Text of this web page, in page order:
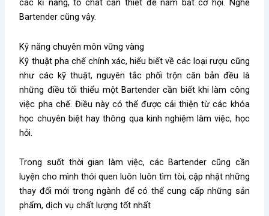
các kĩ năng, tố chất cần thiết để nắm bắt cơ hội. Nghề
Bartender cũng vậy.
Kỹ năng chuyên môn vững vàng
Kỹ thuật pha chế chính xác, hiểu biết về các loại rượu cũng
như các kỹ thuật, nguyên tắc phối trộn căn bản đều là
những điều tối thiểu một Bartender cần biết khi làm công
việc pha chế. Điều này có thể được cải thiện từ các khóa
học chuyên biệt hay thông qua kinh nghiệm làm việc, học
hỏi.
Trong suốt thời gian làm việc, các Bartender cũng cần
luyện cho mình thói quen luôn luôn tìm tòi, cập nhật những
thay đổi mới trong ngành để có thể cung cấp những sản
phẩm, dịch vụ chất lượng tốt nhất